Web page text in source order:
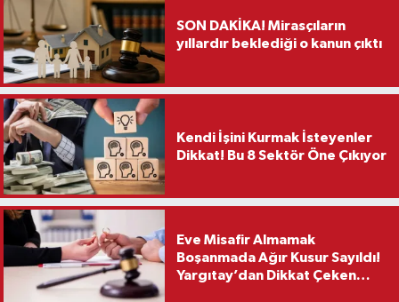
SON DAKİKA! Mirasçıların
yıllardır beklediği o kanun çıktı
Kendi İşini Kurmak İsteyenler
Dikkat! Bu 8 Sektör Öne Çıkıyor
Eve Misafir Almamak
Boşanmada Ağır Kusur Sayıldı!
Yargıtay’dan Dikkat Çeken